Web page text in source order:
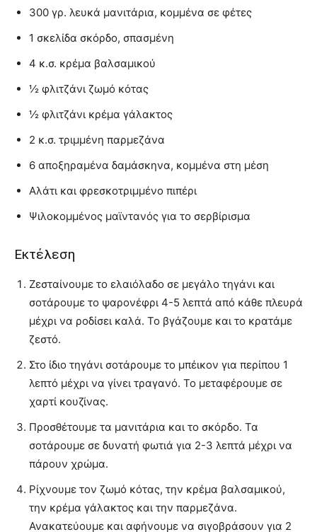
300 γρ. λευκά μανιτάρια, κομμένα σε φέτες
1 σκελίδα σκόρδο, σπασμένη
4 κ.σ. κρέμα βαλσαμικού
½ φλιτζάνι ζωμό κότας
½ φλιτζάνι κρέμα γάλακτος
2 κ.σ. τριμμένη παρμεζάνα
6 αποξηραμένα δαμάσκηνα, κομμένα στη μέση
Αλάτι και φρεσκοτριμμένο πιπέρι
Ψιλοκομμένος μαϊντανός για το σερβίρισμα
Εκτέλεση
Ζεσταίνουμε το ελαιόλαδο σε μεγάλο τηγάνι και
σοτάρουμε το ψαρονέφρι 4-5 λεπτά από κάθε πλευρά
μέχρι να ροδίσει καλά. Το βγάζουμε και το κρατάμε
ζεστό.
Στο ίδιο τηγάνι σοτάρουμε το μπέικον για περίπου 1
λεπτό μέχρι να γίνει τραγανό. Το μεταφέρουμε σε
χαρτί κουζίνας.
Προσθέτουμε τα μανιτάρια και το σκόρδο. Τα
σοτάρουμε σε δυνατή φωτιά για 2-3 λεπτά μέχρι να
πάρουν χρώμα.
Ρίχνουμε τον ζωμό κότας, την κρέμα βαλσαμικού,
την κρέμα γάλακτος και την παρμεζάνα.
Ανακατεύουμε και αφήνουμε να σιγοβράσουν για 2